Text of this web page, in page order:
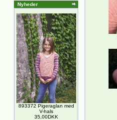
Nyheder
893372 Pigeraglan med
V-hals
35,00DKK